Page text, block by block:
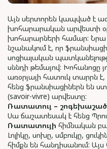
Այն սերտորեն կապված է
խոհարարական արվեստի
խոհարարների համար: Նրա
նշանակում է, որ
սոցիալական
սննդի թեմայով: Խոհանոցը
առօրյայի հատուկ տարրն
հենց ֆրանսիացիներն են
(savoir-vivre) արվեստը:
Ռատատույ –
Սա ճաշատեսակ է հենց
Ռատատույի հիմնական
Լոլիկը, սոխը, սմբուկը,
հիմքն են հանդիսանում: